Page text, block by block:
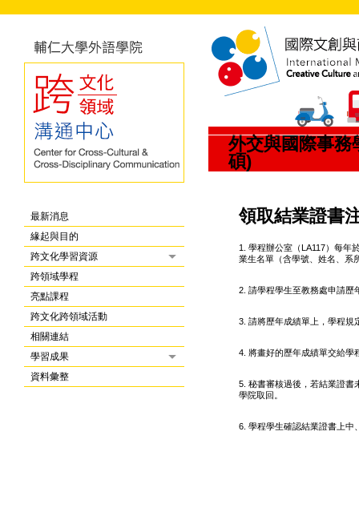
最新消息
緣起與目的
跨文化學習資源
跨領域學程
亮點課程
跨文化跨領域活動
相關連結
學習成果
資料彙整
外交與國際事務
碩)
領取結業證書
1. 學程辦公室（LA117）每年
業生名單（含學號、姓名、系
2. 請學程學生至教務處申請歷
3. 請將歷年成績單上，學程規
4. 將畫好的歷年成績單交給學
5. 秘書審核過後，若結業證書
學院取回。
6. 學程學生確認結業證書上中